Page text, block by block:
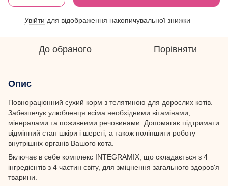
Увійти для відображення накопичувальної знижки
До обраного Порівняти
Опис
Повнораціонний сухий корм з телятиною для дорослих котів.
Забезпечує улюбленця всіма необхідними вітамінами,
мінералами та поживними речовинами. Допомагає підтримати
відмінний стан шкіри і шерсті, а також поліпшити роботу
внутрішніх органів Вашого кота.
Включає в себе комплекс INTEGRAMIX, що складається з 4
інгредієнтів з 4 частин світу, для зміцнення загального здоров'я
тварини.